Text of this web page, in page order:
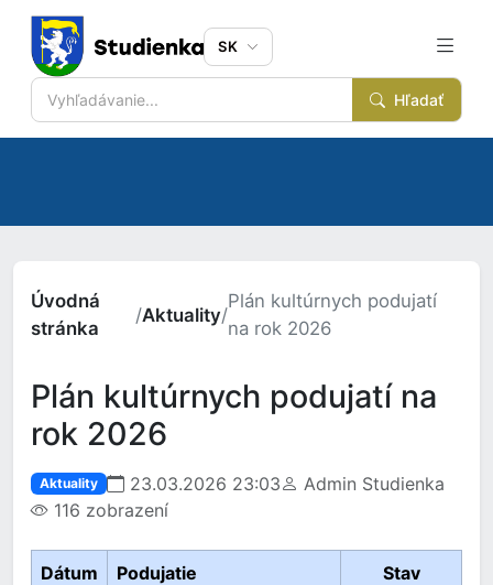
Hľadať
SK
Úvodná
stránka
/Aktuality/
Plán kultúrnych podujatí
na rok 2026
Plán kultúrnych podujatí na
rok 2026
Aktuality 23.03.2026 23:03
Admin Studienka
116 zobrazení
Dátum Podujatie Stav